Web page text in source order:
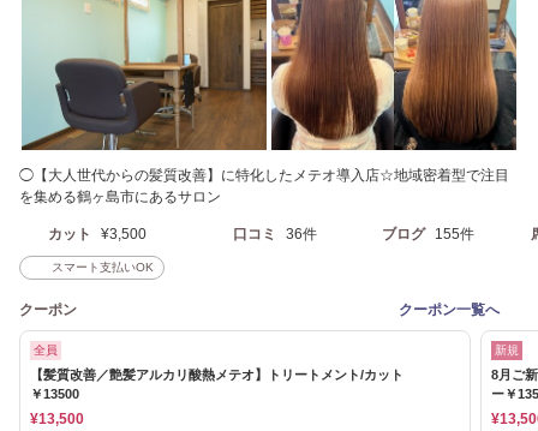
◯【大人世代からの髪質改善】に特化したメテオ導入店☆地域密着型で注目
を集める鶴ヶ島市にあるサロン
カット ¥3,500 口コミ 36件 ブログ 155件
スマート支払いOK
クーポン クーポン一覧へ
全員
【髪質改善／艶髪アルカリ酸熱メテオ】トリートメント/カット
￥13500
¥13,500
新規
8月ご
ー￥